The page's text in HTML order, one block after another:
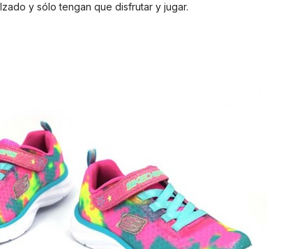
y sólo tengan que disfrutar y jugar.